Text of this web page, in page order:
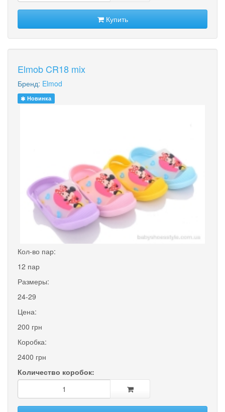
Купить
Elmob CR18 mix
Бренд: Elmod
Новинка
Кол-во пар:
12 пар
Размеры:
24-29
Цена:
200 грн
Коробка:
2400 грн
Количество коробок: